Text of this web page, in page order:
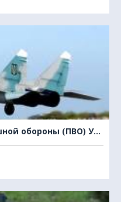
День войск противовоздушной обороны (ПВО) Украины